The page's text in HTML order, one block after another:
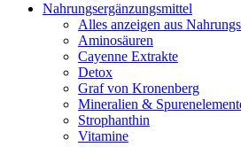
Nahrungsergänzungsmittel
Alles anzeigen aus
Aminosäuren
Cayenne Extrakte
Detox
Graf von Kronenberg
Mineralien &
Strophanthin
Vitamine